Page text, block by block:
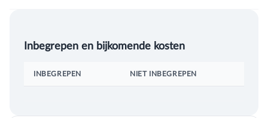
Inbegrepen en bijkomende kosten
INBEGREPEN NIET INBEGREPEN